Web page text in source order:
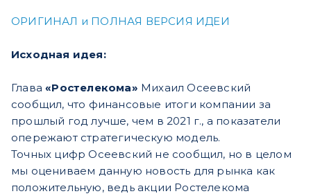
ОРИГИНАЛ и ПОЛНАЯ ВЕРСИЯ ИДЕИ
Исходная идея:
Глава«Ростелекома» Михаил Осеевский
сообщил, что финансовые итоги компании за
прошлый год лучше, чем в 2021 г., а показатели
опережают стратегическую модель.
Точных цифр Осеевский не сообщил, но в целом
мы оцениваем данную новость для рынка как
положительную, ведь акции Ростелекома